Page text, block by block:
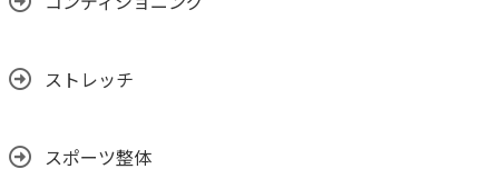
ストレッチ
スポーツ整体